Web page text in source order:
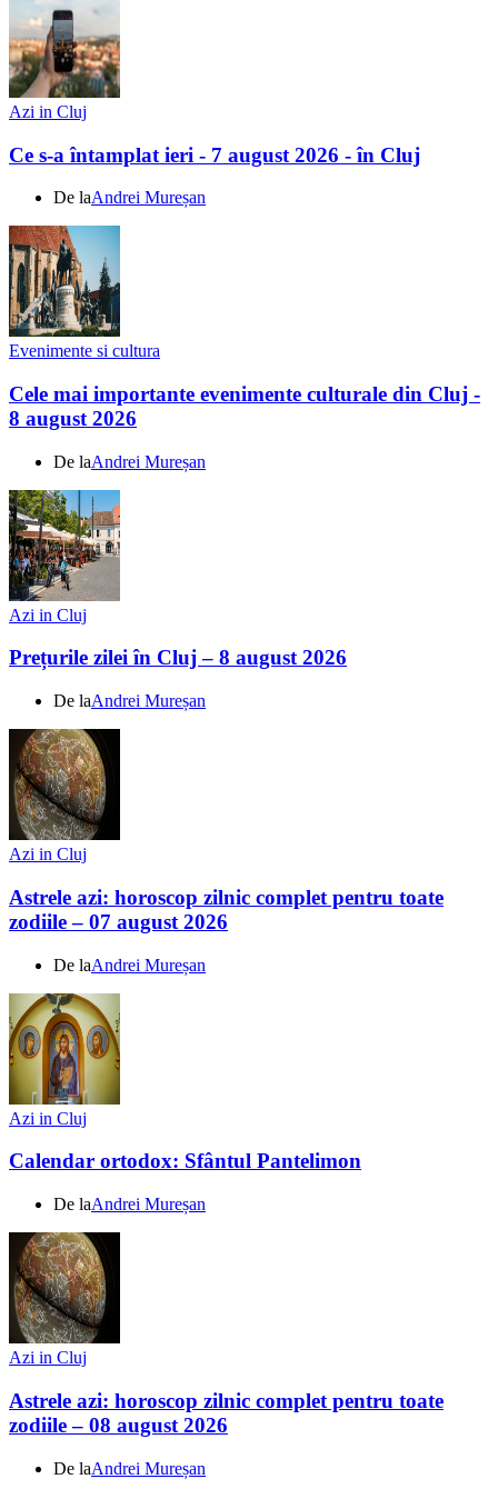
Azi in Cluj
Ce s-a întamplat ieri - 7 august 2026 - în Cluj
De laAndrei Mureșan
Evenimente si cultura
Cele mai importante evenimente culturale din Cluj -
8 august 2026
De laAndrei Mureșan
Azi in Cluj
Prețurile zilei în Cluj – 8 august 2026
De laAndrei Mureșan
Azi in Cluj
Astrele azi: horoscop zilnic complet pentru toate
zodiile – 07 august 2026
De laAndrei Mureșan
Azi in Cluj
Calendar ortodox: Sfântul Pantelimon
De laAndrei Mureșan
Azi in Cluj
Astrele azi: horoscop zilnic complet pentru toate
zodiile – 08 august 2026
De laAndrei Mureșan